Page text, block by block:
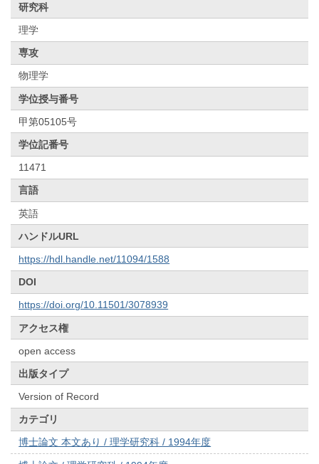
研究科
理学
専攻
物理学
学位授与番号
甲第05105号
学位記番号
11471
言語
英語
ハンドルURL
https://hdl.handle.net/11094/1588
DOI
https://doi.org/10.11501/3078939
アクセス権
open access
出版タイプ
Version of Record
カテゴリ
博士論文 本文あり / 理学研究科 / 1994年度